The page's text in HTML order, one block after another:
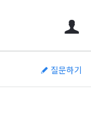
질문하기